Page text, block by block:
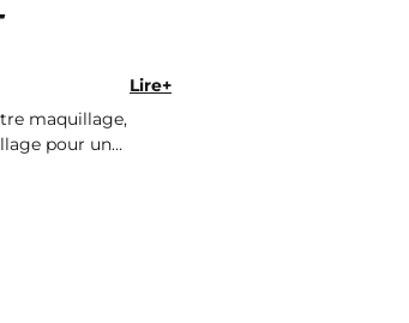
maquillage,
pour un
Lire+